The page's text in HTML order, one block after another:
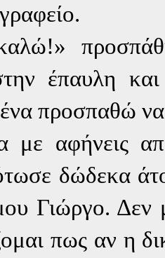
έπαυλη
προσπαθώ
αφήνεις
δώδεκα
Γιώργο.
πως αν η